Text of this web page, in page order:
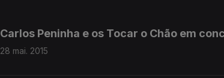
Carlos Peninha e os Tocar o Chão em
28 mai. 2015